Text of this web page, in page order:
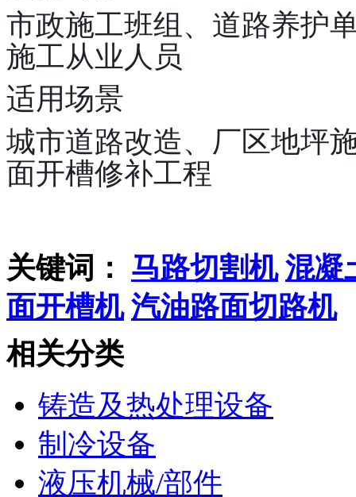
市政施工班组、道路养护
施工从业人员
适用场景
城市道路改造、厂区地坪
面开槽修补工程
关键词： 马路切割机 混凝
面开槽机 汽油路面切路机
相关分类
铸造及热处理设备
制冷设备
液压机械/部件